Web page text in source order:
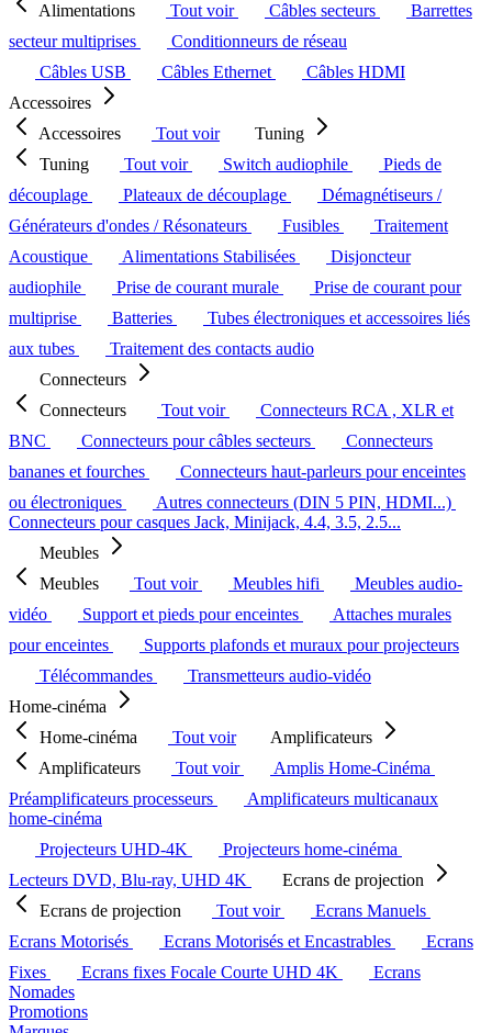
Alimentations
Tout voir Câbles secteurs
Barrettes
secteur multiprises
Conditionneurs de réseau
Câbles USB
Câbles Ethernet
Câbles HDMI
Accessoires
Accessoires
Tout voir
Tuning
Tuning
Tout voir Switch audiophile
Pieds de
découplage
Plateaux de découplage
Démagnétiseurs /
Générateurs d'ondes / Résonateurs
Fusibles
Traitement
Acoustique
Alimentations Stabilisées
Disjoncteur
audiophile
Prise de courant murale
Prise de courant pour
multiprise
Batteries
Tubes électroniques et accessoires liés
aux tubes
Traitement des contacts audio
Connecteurs
Connecteurs
Tout voir
Connecteurs RCA , XLR et
BNC
Connecteurs pour câbles secteurs
Connecteurs
bananes et fourches
Connecteurs haut-parleurs pour enceintes
ou électroniques
Autres connecteurs (DIN 5 PIN, HDMI...)
Connecteurs pour casques Jack, Minijack, 4.4, 3.5, 2.5...
Meubles
Meubles
Tout voir Meubles hifi
Meubles audio-
vidéo
Support et pieds pour enceintes
Attaches murales
pour enceintes
Supports plafonds et muraux pour projecteurs
Télécommandes
Transmetteurs audio-vidéo
Home-cinéma
Home-cinéma
Tout voir
Amplificateurs
Amplificateurs
Tout voir
Amplis Home-Cinéma
Préamplificateurs processeurs
Amplificateurs multicanaux
home-cinéma
Projecteurs UHD-4K
Projecteurs home-cinéma
Lecteurs DVD, Blu-ray, UHD 4K
Ecrans de projection
Ecrans de projection
Tout voir
Ecrans Manuels
Ecrans Motorisés
Ecrans Motorisés et Encastrables
Ecrans
Fixes
Ecrans fixes Focale Courte UHD 4K
Ecrans
Nomades
Promotions